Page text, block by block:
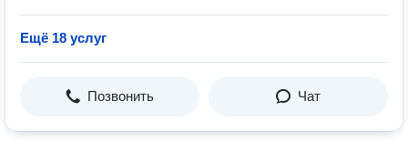
Ещё 18 услуг
Позвонить Чат